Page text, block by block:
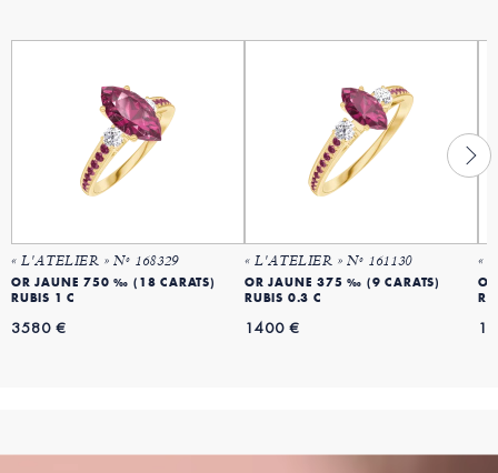
« L'ATELIER » Nº 168329
OR JAUNE 750 ‰ (18 CARATS)
RUBIS 1 C
3580 €
« L'ATELIER » Nº 161130
OR JAUNE 375 ‰ (9 CARATS)
RUBIS 0.3 C
1400 €
«